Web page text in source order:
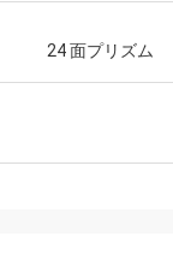
24 面プリズム